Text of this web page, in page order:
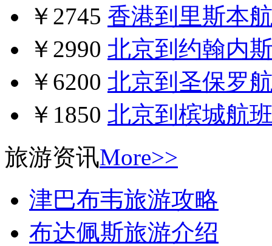
￥2745 香港到里斯本
￥2990 北京到约翰内
￥6200 北京到圣保罗
￥1850 北京到槟城航
旅游资讯More>>
津巴布韦旅游攻略
布达佩斯旅游介绍